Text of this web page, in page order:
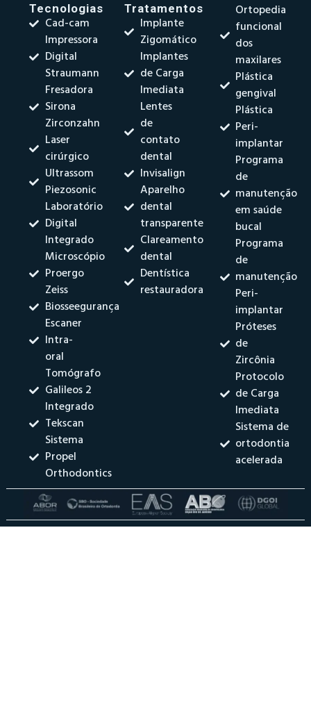
Tecnologias
Cad-cam
Impressora
Digital
Straumann
Fresadora
Sirona
Zirconzahn
Laser
cirúrgico
Ultrassom
Piezosonic
Laboratório
Digital
Integrado
Microscópio
Proergo
Zeiss
Biosseegurança
Escaner
Intra-
oral
Tomógrafo
Galileos 2
Integrado
Tekscan
Sistema
Propel
Orthodontics
Tratamentos
Implante
Zigomático
Implantes
de Carga
Imediata
Lentes
de
contato
dental
Invisalign
Aparelho
dental
transparente
Clareamento
dental
Dentística
restauradora
Ortopedia
funcional
dos
maxilares
Plástica
gengival
Plástica
Peri-
implantar
Programa
de
manutenção
em saúde
bucal
Programa
de
manutenção
Peri-
implantar
Próteses
de
Zircônia
Protocolo
de Carga
Imediata
Sistema de
ortodontia
acelerada